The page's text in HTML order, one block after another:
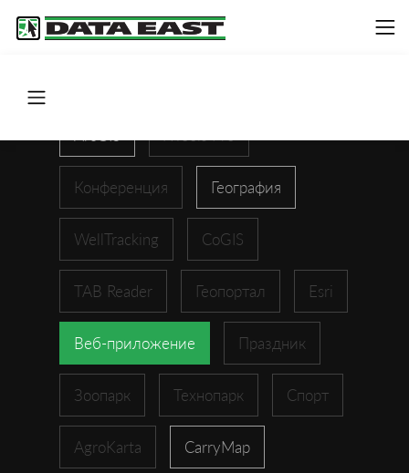
Конференция География
WellTracking CoGIS
TAB Reader Геопортал Esri
Веб-приложение Праздник
Зоопарк Технопарк Спорт
AgroKarta CarryMap